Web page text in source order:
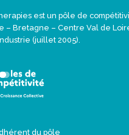
est un pôle de
– Bretagne – Centre Val de
(juillet 2005).
du pôle